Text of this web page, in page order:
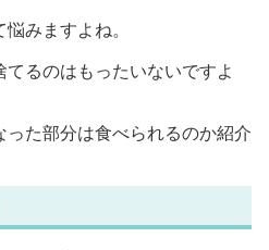
みますよね。
るのはもったいないですよ
た部分は食べられるのか紹介